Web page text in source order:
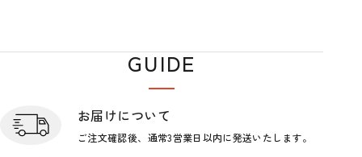
GUIDE
お届けについて
ご注文確認後、通常3営業日以内に発送いたします。